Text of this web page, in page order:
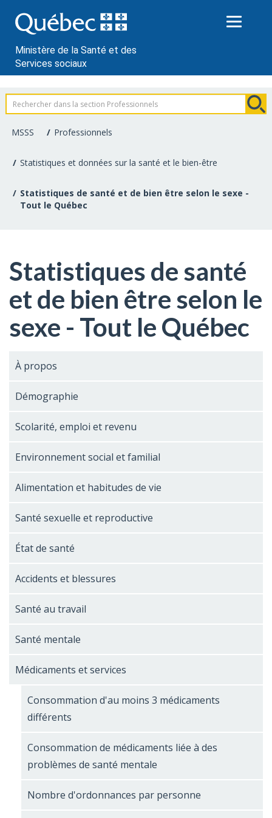
au
contenu
Ministère de la Santé et des
Services sociaux
Information
pour
les
professionnels
de
santé
MSSS Professionnels
Statistiques et données sur la santé et le bien-être
Statistiques de santé et de bien être selon le sexe -
Tout le Québec
Statistiques de santé
et de bien être selon le
sexe - Tout le Québec
À propos
Démographie
Scolarité, emploi et revenu
Environnement social et familial
Alimentation et habitudes de vie
Santé sexuelle et reproductive
État de santé
Accidents et blessures
Santé au travail
Santé mentale
Médicaments et services
Consommation d'au moins 3 médicaments
différents
Consommation de médicaments liée à des
problèmes de santé mentale
Nombre d'ordonnances par personne